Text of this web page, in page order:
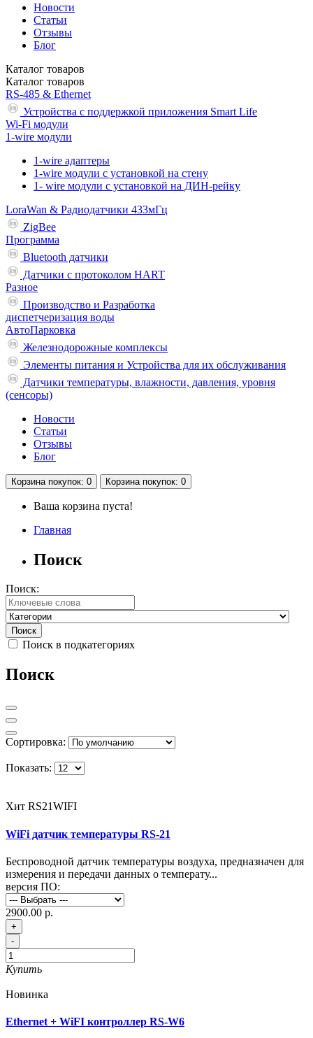
Новости
Статьи
Отзывы
Блог
Каталог товаров
Каталог товаров
RS-485 & Ethernet
Устройства с поддержкой приложения Smart Life
Wi-Fi модули
1-wire модули
1-wire адаптеры
1-wire модули с установкой на стену
1- wire модули с установкой на ДИН-рейку
LoraWan & Радиодатчики 433мГц
ZigBee
Программа
Bluetooth датчики
Датчики с протоколом HART
Разное
Производство и Разработка
диспетчеризация воды
АвтоПарковка
Железнодорожные комплексы
Элементы питания и Устройства для их обслуживания
Датчики температуры, влажности, давления, уровня
(сенсоры)
Новости
Статьи
Отзывы
Блог
Корзина покупок: 0 Корзина покупок: 0
Ваша корзина пуста!
Главная
Поиск
Поиск:
Поиск в подкатегориях
Поиск
Сортировка:
Показать:
Хит RS21WIFI
WiFi датчик температуры RS-21
Беспроводной датчик температуры воздуха, предназначен для
измерения и передачи данных о температу...
версия ПО:
2900.00 р.
+
-
Купить
Новинка
Ethernet + WiFI контроллер RS-W6